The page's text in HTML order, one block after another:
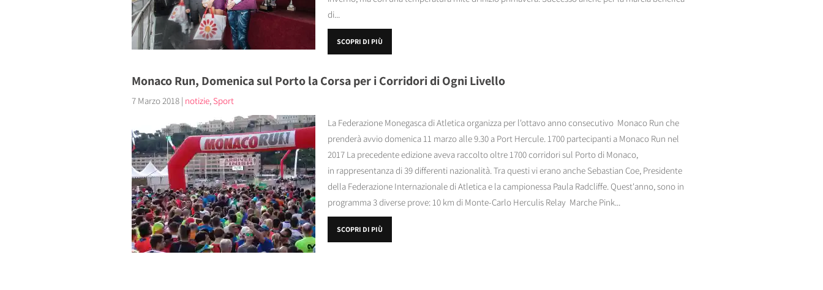
di...
SCOPRI DI PIÙ
Monaco Run, Domenica sul Porto la Corsa per i Corridori di Ogni Livello
7 Marzo 2018 | notizie, Sport
La Federazione Monegasca di Atletica organizza per l'ottavo anno consecutivo Monaco Run che
prenderà avvio domenica 11 marzo alle 9.30 a Port Hercule. 1700 partecipanti a Monaco Run nel
2017 La precedente edizione aveva raccolto oltre 1700 corridori sul Porto di Monaco,
in rappresentanza di 39 differenti nazionalità. Tra questi vi erano anche Sebastian Coe, Presidente
della Federazione Internazionale di Atletica e la campionessa Paula Radcliffe. Quest'anno, sono in
programma 3 diverse prove: 10 km di Monte-Carlo Herculis Relay Marche Pink...
SCOPRI DI PIÙ